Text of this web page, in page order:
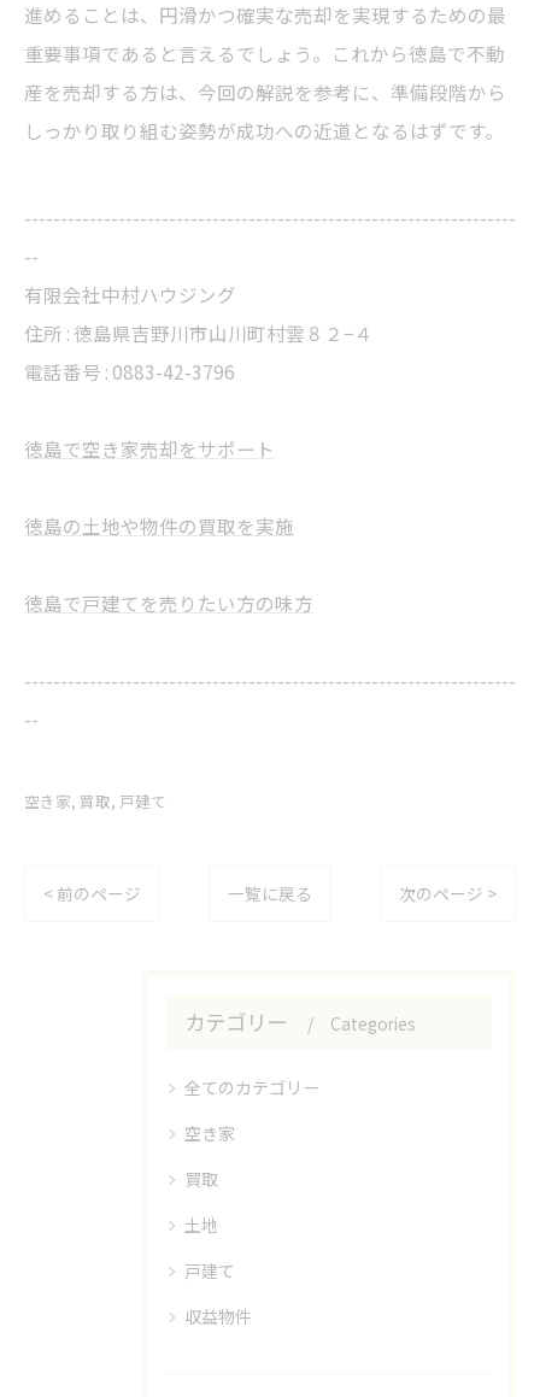
進めることは、円滑かつ確実な売却を実現するための最
重要事項であると言えるでしょう。これから徳島で不動
産を売却する方は、今回の解説を参考に、準備段階から
しっかり取り組む姿勢が成功への近道となるはずです。
--------------------------------------------------------------------
--
有限会社中村ハウジング
住所 : 徳島県吉野川市山川町村雲８２−４
電話番号 : 0883-42-3796
徳島で空き家売却をサポート
徳島の土地や物件の買取を実施
徳島で戸建てを売りたい方の味方
--------------------------------------------------------------------
--
空き家 買取 戸建て
< 前のページ 一覧に戻る 次のページ >
カテゴリー Categories
全てのカテゴリー
空き家
買取
土地
戸建て
収益物件